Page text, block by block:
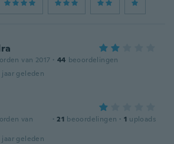
van 2017 · 44 beoordelingen
geleden
van
· 21 beoordelingen · 1 uploads
geleden